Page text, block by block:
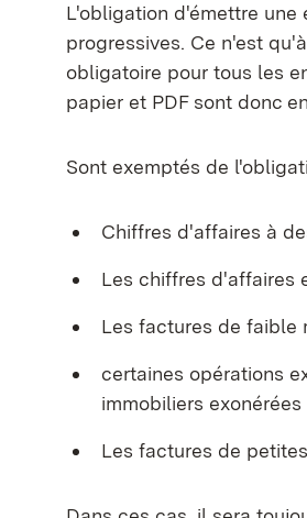
L'obligation d'émettre
progressives. Ce n'est
obligatoire pour tous les
papier et PDF sont donc
Sont exemptés de
Chiffres d'affaires à
Les chiffres d'affaires
Les factures de faible
certaines opérations
immobiliers
Les factures de